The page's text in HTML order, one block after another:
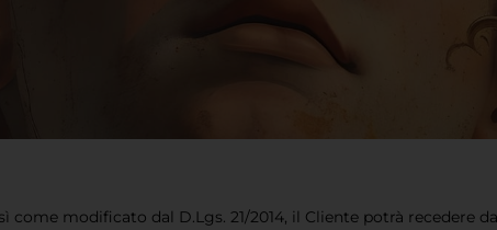
come modificato dal D.Lgs. 21/2014, il Cliente potrà